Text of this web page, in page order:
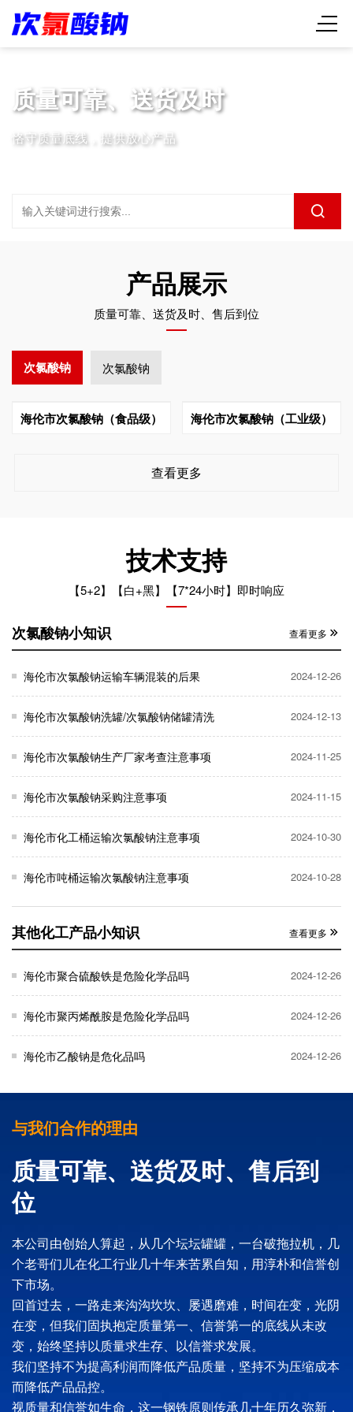
质量可靠、送货及时
恪守质量底线，提供放心产品
产品展示
质量可靠、送货及时、售后到位
次氯酸钠 次氯酸钠
海伦市次氯酸钠（食品级） 海伦市次氯酸钠（工业级）
查看更多
技术支持
【5+2】【白+黑】【7*24小时】即时响应
次氯酸钠小知识 查看更多
海伦市次氯酸钠运输车辆混装的后果 2024-12-26
海伦市次氯酸钠洗罐/次氯酸钠储罐清洗 2024-12-13
海伦市次氯酸钠生产厂家考查注意事项 2024-11-25
海伦市次氯酸钠采购注意事项 2024-11-15
海伦市化工桶运输次氯酸钠注意事项 2024-10-30
海伦市吨桶运输次氯酸钠注意事项 2024-10-28
其他化工产品小知识 查看更多
海伦市聚合硫酸铁是危险化学品吗 2024-12-26
海伦市聚丙烯酰胺是危险化学品吗 2024-12-26
海伦市乙酸钠是危化品吗 2024-12-26
与我们合作的理由
质量可靠、送货及时、售后到
位
本公司由创始人算起，从几个坛坛罐罐，一台破拖拉机，几
个老哥们儿在化工行业几十年来苦累自知，用淳朴和信誉创
下市场。
回首过去，一路走来沟沟坎坎、屡遇磨难，时间在变，光阴
在变，但我们固执抱定质量第一、信誉第一的底线从未改
变，始终坚持以质量求生存、以信誉求发展。
我们坚持不为提高利润而降低产品质量，坚持不为压缩成本
而降低产品品控。
视质量和信誉如生命，这一钢铁原则传承几十年历久弥新，